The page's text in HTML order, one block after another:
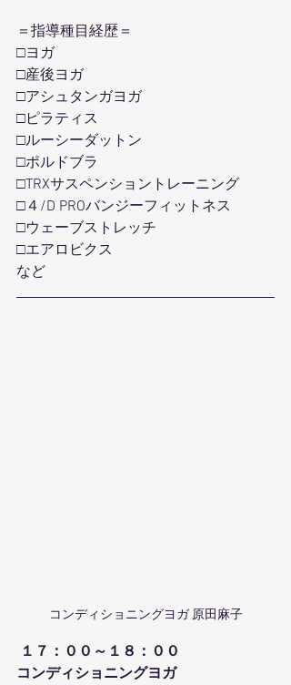
＝指導種目経歴＝
□ヨガ
□産後ヨガ
□アシュタンガヨガ
□ピラティス
□ルーシーダットン
□ポルドブラ
□TRXサスペンショントレーニング
□４/D PROバンジーフィットネス
□ウェーブストレッチ
□エアロビクス
など
コンディショニングヨガ 原田麻子
１７：００～１８：００
コンディショニングヨガ